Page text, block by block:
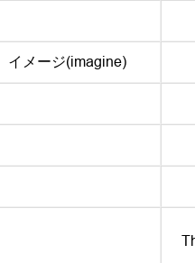
イメージ(imagine)